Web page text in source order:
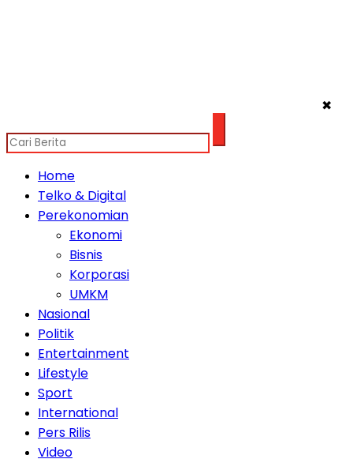
✖
Home
Telko & Digital
Perekonomian
Ekonomi
Bisnis
Korporasi
UMKM
Nasional
Politik
Entertainment
Lifestyle
Sport
International
Pers Rilis
Video